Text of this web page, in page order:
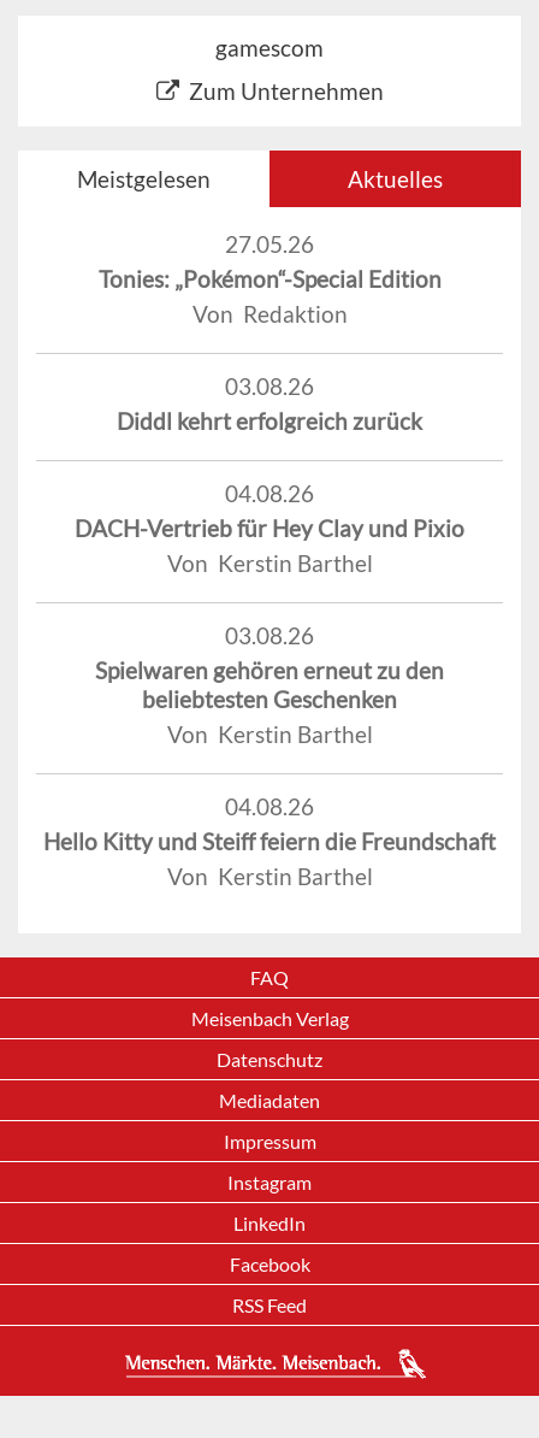
gamescom
Zum Unternehmen
Meistgelesen Aktuelles
27.05.26
Tonies: „Pokémon“-Special Edition
Von Redaktion
03.08.26
Diddl kehrt erfolgreich zurück
04.08.26
DACH-Vertrieb für Hey Clay und Pixio
Von Kerstin Barthel
03.08.26
Spielwaren gehören erneut zu den
beliebtesten Geschenken
Von Kerstin Barthel
04.08.26
Hello Kitty und Steiff feiern die Freundschaft
Von Kerstin Barthel
FAQ
Meisenbach Verlag
Datenschutz
Mediadaten
Impressum
Instagram
LinkedIn
Facebook
RSS Feed